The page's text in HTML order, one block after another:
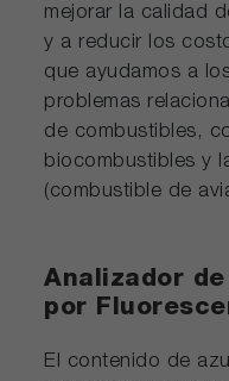
mejorar la calidad
y a reducir los
que ayudamos a
problemas
de combustibles,
biocombustibles y
(combustible de
Analizador
por
El contenido de